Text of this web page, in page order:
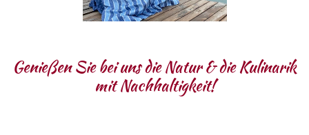
Genießen Sie bei uns die Natur & die Kulinarik
mit Nachhaltigkeit!